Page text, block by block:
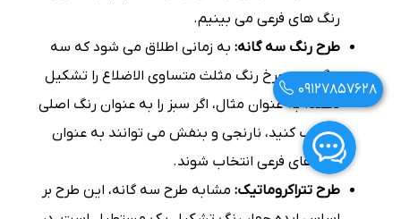
رنگ های فرعی می بینیم.
طرح رنگ سه گانه: به زمانی اطلاق می شود که سه
رنگ روی چرخ رنگ مثلث متساوی الاضلاع را تشکیل
دهند. به عنوان مثال، اگر سبز را به عنوان رنگ اصلی
انتخاب کنید، نارنجی و بنفش می توانند به عنوان
رنگ های فرعی انتخاب شوند.
طرح تتراکروماتیک: مشابه طرح سه گانه، این طرح بر
09127857628